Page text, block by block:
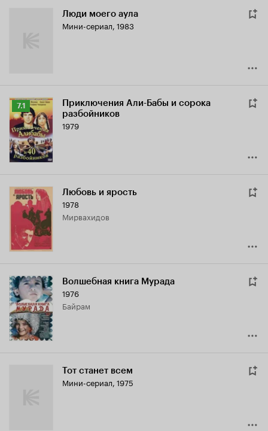
Люди моего аула
Мини-сериал, 1983
Рейтинг
Кинопоиска
7.1
7.1
Приключения Али-Бабы и сорока
разбойников
1979
Любовь и ярость
1978
Мирвахидов
Волшебная книга Мурада
1976
Байрам
Тот станет всем
Мини-сериал, 1975